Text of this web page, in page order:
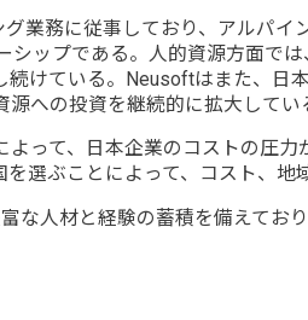
業務に従事しており、アルパ
ップである。人的資源方面で
けている。Neusoftはまた、
への投資を継続的に拡大してい
って、日本企業のコストの圧
選ぶことによって、コスト、
人材と経験の蓄積を備えてお